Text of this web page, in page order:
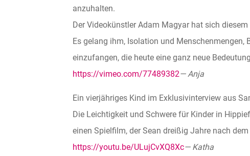
anzuhalten.
Der Videokünstler Adam Magyar hat sich
Es gelang ihm, Isolation und
einzufangen, die heute eine ganz neue
https://vimeo.com/77489382— Anja
Ein vierjähriges Kind im Exklusivinterview aus
Die Leichtigkeit und Schwere für Kinder in
einen Spielfilm, der Sean dreißig Jahre nach
https://youtu.be/ULujCvXQ8Xc— Katha